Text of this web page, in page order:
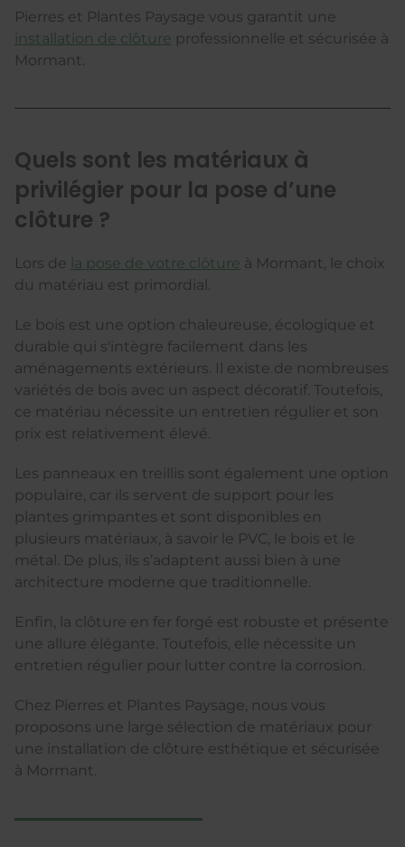
Pierres et Plantes Paysage vous garantit une
installation de clôture professionnelle et sécurisée à
Mormant.
Quels sont les matériaux à
privilégier pour la pose d’une
clôture ?
Lors de la pose de votre clôture à Mormant, le choix
du matériau est primordial.
Le bois est une option chaleureuse, écologique et
durable qui s'intègre facilement dans les
aménagements extérieurs. Il existe de nombreuses
variétés de bois avec un aspect décoratif. Toutefois,
ce matériau nécessite un entretien régulier et son
prix est relativement élevé.
Les panneaux en treillis sont également une option
populaire, car ils servent de support pour les
plantes grimpantes et sont disponibles en
plusieurs matériaux, à savoir le PVC, le bois et le
métal. De plus, ils s’adaptent aussi bien à une
architecture moderne que traditionnelle.
Enfin, la clôture en fer forgé est robuste et présente
une allure élégante. Toutefois, elle nécessite un
entretien régulier pour lutter contre la corrosion.
Chez Pierres et Plantes Paysage, nous vous
proposons une large sélection de matériaux pour
une installation de clôture esthétique et sécurisée
à Mormant.